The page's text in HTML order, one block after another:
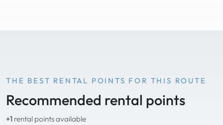
THE BEST RENTAL POINTS FOR THIS ROUTE
Recommended rental points
+1 rental points available